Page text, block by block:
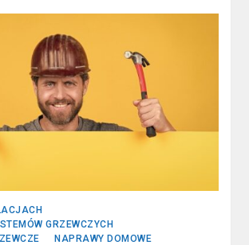
GRZEWCZYCH
NAPRAWY DOMOWE